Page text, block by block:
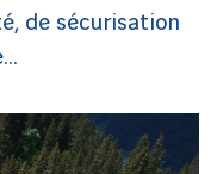
de sécurisation